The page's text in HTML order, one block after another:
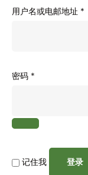
用户名或电邮地址 *
密码 *
记住我 登录